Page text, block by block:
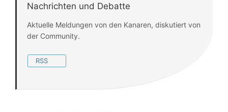
Nachrichten und Debatte
Aktuelle Meldungen von den Kanaren, diskutiert von
der Community.
RSS